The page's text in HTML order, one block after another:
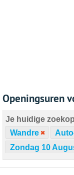
Openingsuren
Je huidige
Wandre
Zondag 10